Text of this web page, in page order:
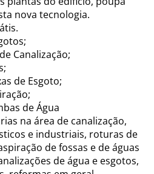
nova tecnologia.
Canalização;
de Esgoto;
de Água
na área de canalização,
e industriais, roturas de
de fossas e de águas
de água e esgotos,